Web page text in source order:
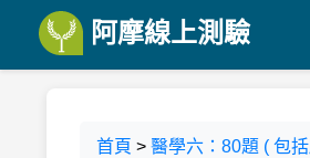
阿摩線上測驗
首頁 > 醫學六：80題 ( 包